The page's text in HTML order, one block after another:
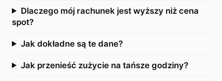
Dlaczego mój rachunek jest wyższy niż cena
spot?
Jak dokładne są te dane?
Jak przenieść zużycie na tańsze godziny?